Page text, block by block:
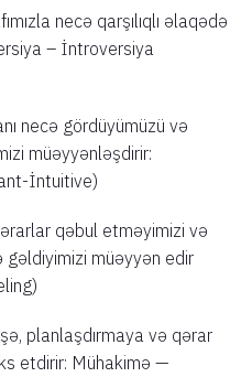
necə qarşılıqlı əlaqədə
– İntroversiya
necə gördüyümüzü və
müəyyənləşdirir:
İntuitive)
qəbul etməyimizi və
gəldiyimizi müəyyən edir
planlaşdırmaya və qərar
etdirir: Mühakimə —